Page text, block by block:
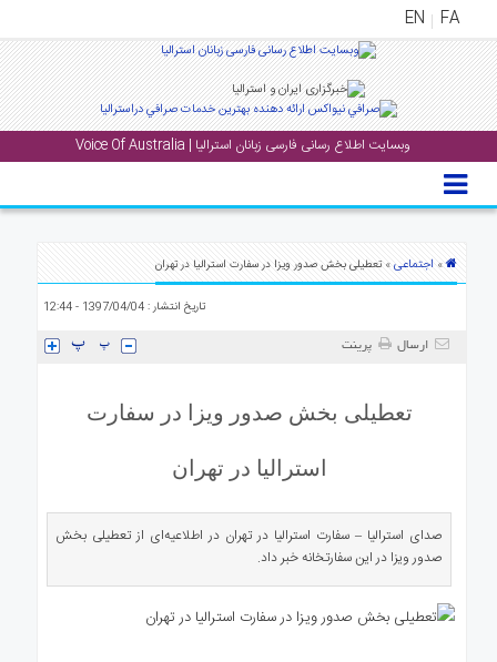
FA
EN
وبسایت اطلاع رسانی فارسی زبانان استرالیا | Voice Of Australia
منوی
اصلی
ارتباط
» اجتماعی» تعطیلی بخش صدور ویزا در سفارت استرالیا در تهران
تاریخ انتشار : 1397/04/04 - 12:44
ارسال پرینت
تعطیلی بخش صدور ویزا در سفارت
استرالیا در تهران
صدای استرالیا – سفارت استرالیا در تهران در اطلاعیه‌ای از تعطیلی بخش
صدور ویزا در این سفارتخانه خبر داد.